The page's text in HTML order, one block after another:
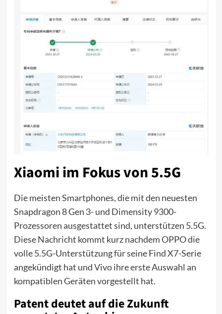
Xiaomi im Fokus von 5.5G
Die meisten Smartphones, die mit den neuesten
Snapdragon 8 Gen 3- und Dimensity 9300-
Prozessoren ausgestattet sind, unterstützen 5.5G.
Diese Nachricht kommt kurz nachdem OPPO die
volle 5.5G-Unterstützung für seine Find X7-Serie
angekündigt hat und Vivo ihre erste Auswahl an
kompatiblen Geräten vorgestellt hat.
Patent deutet auf die Zukunft